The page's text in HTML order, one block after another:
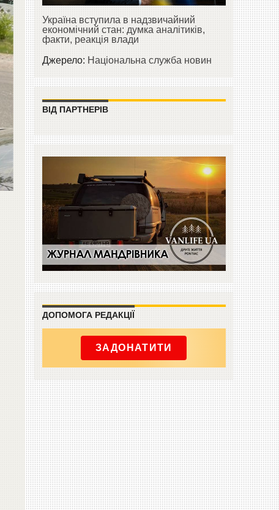
Україна вступила в надзвичайний
економічний стан: думка аналітиків,
факти, реакція влади
Джерело:Національна служба новин
ВІД ПАРТНЕРІВ
ДОПОМОГА РЕДАКЦІЇ
ЗАДОНАТИТИ